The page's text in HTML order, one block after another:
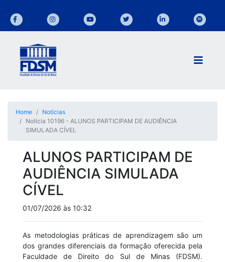
Home
Notícias
Notícia 10196 - ALUNOS PARTICIPAM DE AUDIÊNCIA
SIMULADA CÍVEL
ALUNOS PARTICIPAM DE
AUDIÊNCIA SIMULADA
CÍVEL
01/07/2026 às 10:32
As metodologias práticas de aprendizagem são um
dos grandes diferenciais da formação oferecida pela
Faculdade de Direito do Sul de Minas (FDSM).